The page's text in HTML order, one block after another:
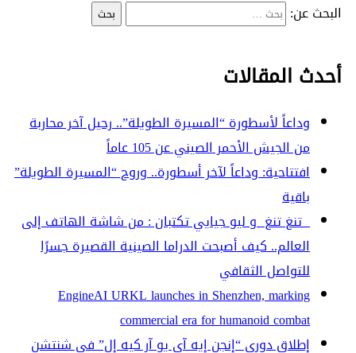
البحث عن:
أحدث المقالات
وداعاً لأسطورة “المسيرة الطويلة”.. رحيل آخر محاربة
من الجيش الأحمر الصيني عن 105 عاماً
افتتاحية: وداعاً لآخر أسطورة.. وروح “المسيرة الطويلة”
باقية
تنغ تنغ و ليو جيايي تكتبان : من شاشة الهاتف إلى
العالم.. كيف أصبحت الدراما الصينية القصيرة جسرًا
للتواصل الثقافي
EngineAI URKL launches in Shenzhen, marking
commercial era for humanoid combat
إطلاق دوري “إنجن إيه آي يو آر كيه إل” في شنتشن